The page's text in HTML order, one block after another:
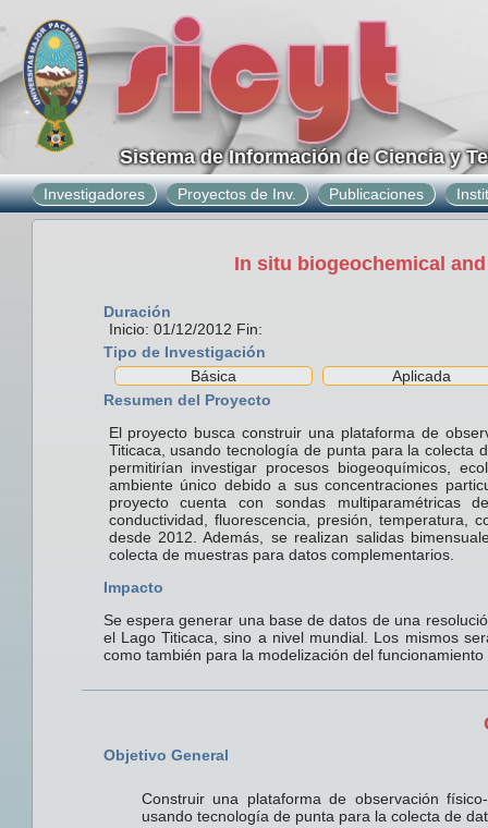
Sistema de Información de Ciencia y
Investigadores Proyectos de Inv. Publicaciones
In situ biogeochemical
Duración
Inicio: 01/12/2012 Fin:
Tipo de Investigación
Básica
Aplicada
Resumen del Proyecto
El proyecto busca construir una plataforma de
Titicaca, usando tecnología de punta para la colecta
permitirían investigar procesos biogeoquímicos,
ambiente único debido a sus concentraciones
proyecto cuenta con sondas multiparamétricas
conductividad, fluorescencia, presión,
desde 2012. Además, se realizan salidas
colecta de muestras para datos complementarios.
Impacto
Se espera generar una base de datos de una
el Lago Titicaca, sino a nivel mundial. Los mismos
como también para la modelización del
Objetivo General
Construir una plataforma de observación
usando tecnología de punta para la colecta de